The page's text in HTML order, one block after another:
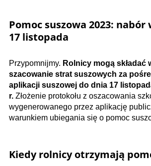
Pomoc suszowa 2023:
17 listopada
Przypomnijmy. Rolnicy mogą składać
szacowanie strat suszowych za
aplikacji suszowej do dnia 17
r. Złożenie protokołu z oszacowania
wygenerowanego przez aplikację
warunkiem ubiegania się o pomoc
Kiedy rolnicy otrzymają